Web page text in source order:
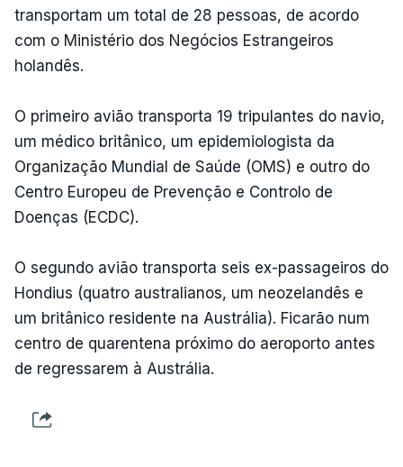
transportam um total de 28 pessoas, de acordo
com o Ministério dos Negócios Estrangeiros
holandês.
O primeiro avião transporta 19 tripulantes do navio,
um médico britânico, um epidemiologista da
Organização Mundial de Saúde (OMS) e outro do
Centro Europeu de Prevenção e Controlo de
Doenças (ECDC).
O segundo avião transporta seis ex-passageiros do
Hondius (quatro australianos, um neozelandês e
um britânico residente na Austrália). Ficarão num
centro de quarentena próximo do aeroporto antes
de regressarem à Austrália.